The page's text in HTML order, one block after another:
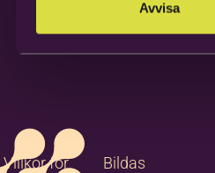
Avvisa
Villkor för
Bildas